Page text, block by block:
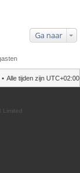
Ga naar
Alle tijden zijn UTC+02:00
Limited